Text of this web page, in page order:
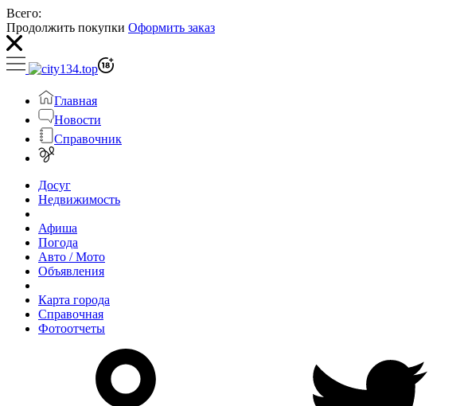
Всего:
Продолжить покупки Оформить заказ
Главная
Новости
Справочник
Досуг
Недвижимость
Афиша
Погода
Авто / Мото
Объявления
Карта города
Справочная
Фотоотчеты